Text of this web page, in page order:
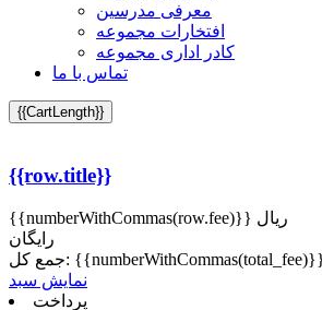
معرفی مدرسین
افتخارات مجموعه
کادر اداری مجموعه
تماس با ما
{{CartLength}}
{{row.title}}
{{numberWithCommas(row.fee)}} ریال
رایگان
جمع کل:
نمایش سبد
پرداخت